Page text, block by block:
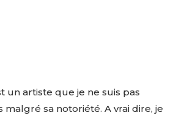
un artiste que je ne suis pas
sa notoriété. A vrai dire, je